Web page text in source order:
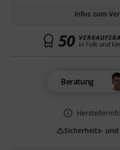
Infos zum
50 in Folk und
Beratung
Sicherheits-